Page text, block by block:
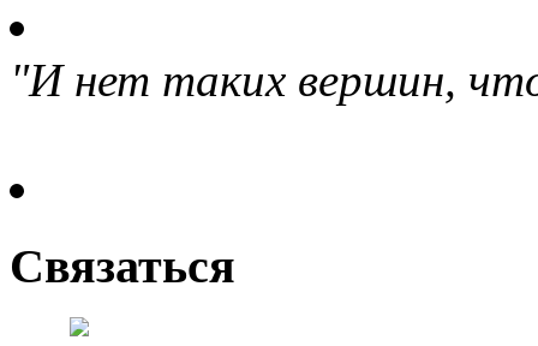
"И нет таких вершин,
Связаться